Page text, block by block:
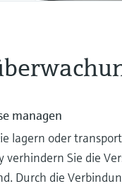
managen
lagern oder
Sie die
Durch die